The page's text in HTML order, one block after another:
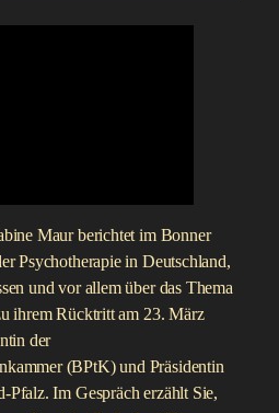
Maur berichtet im Bonner
Psychotherapie in Deutschland,
und vor allem über das Thema
ihrem Rücktritt am 23. März
der
(BPtK) und Präsidentin
Pfalz. Im Gespräch erzählt Sie,